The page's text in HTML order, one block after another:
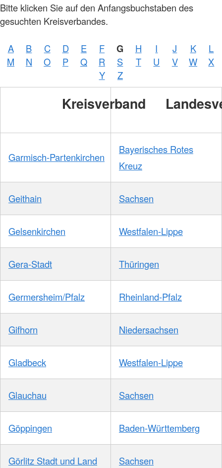
Bitte klicken Sie auf den Anfangsbuchstaben des
gesuchten Kreisverbandes.
A B C D E F G H I J K
L
M
N O P Q R S T U V W
X
Y
Z
Kreisverband
Garmisch-Partenkirchen
Bayerisches Rotes
Kreuz
Geithain Sachsen
Gelsenkirchen Westfalen-Lippe
Gera-Stadt Thüringen
Germersheim/Pfalz Rheinland-Pfalz
Gifhorn Niedersachsen
Gladbeck Westfalen-Lippe
Glauchau Sachsen
Göppingen Baden-Württemberg
Görlitz Stadt und Land Sachsen
Foto:
DRKS